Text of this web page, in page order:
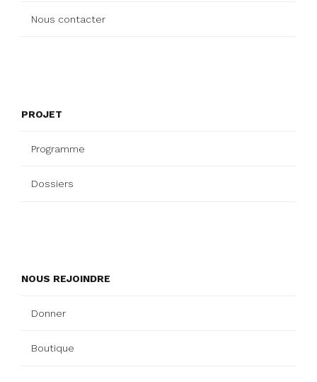
Nous contacter
PROJET
Programme
Dossiers
NOUS REJOINDRE
Donner
Boutique